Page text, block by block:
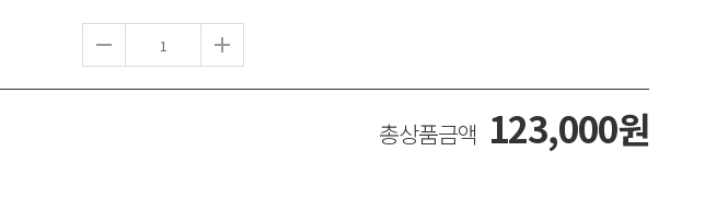
총상품금액 123,000원